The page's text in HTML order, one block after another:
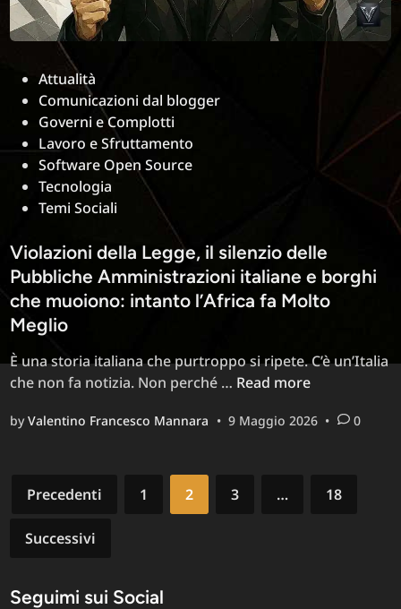
PostedAttualità
Comunicazioni dal blogger
Governi e Complotti
Lavoro e Sfruttamento
Software Open Source
Tecnologia
Temi Sociali
Violazioni della Legge, il silenzio delle
Pubbliche Amministrazioni italiane e borghi
che muoiono: intanto l’Africa fa Molto
Meglio
È una storia italiana che purtroppo si ripete. C’è un’Italia
che non fa notizia. Non perché … Violazioni
Legge,
delle
Read more
byValentino Francesco Mannara • 9 Maggio 2026 • 0
Paginazione
articoli
Precedenti 1 2 3 … 18
Successivi
Seguimi sui Social